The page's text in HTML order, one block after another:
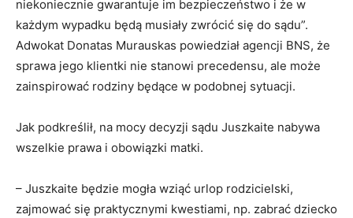
niekoniecznie gwarantuje im bezpieczeństwo i że w
każdym wypadku będą musiały zwrócić się do sądu”.
Adwokat Donatas Murauskas powiedział agencji BNS, że
sprawa jego klientki nie stanowi precedensu, ale może
zainspirować rodziny będące w podobnej sytuacji.
Jak podkreślił, na mocy decyzji sądu Juszkaite nabywa
wszelkie prawa i obowiązki matki.
– Juszkaite będzie mogła wziąć urlop rodzicielski,
zajmować się praktycznymi kwestiami, np. zabrać dziecko